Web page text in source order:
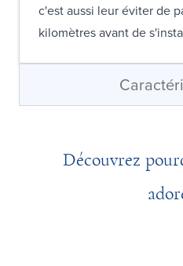
c'est aussi leur éviter de
kilomètres avant de
Découvrez